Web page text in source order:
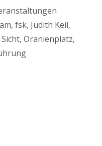
, fsk, Judith Keil,
, Oranienplatz,